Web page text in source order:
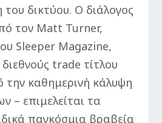
του δικτύου. Ο διάλογος
τον Matt Turner,
Sleeper Magazine,
trade τίτλου
καθημερινή κάλυψη
– επιμελείται τα
παγκόσμια βραβεία